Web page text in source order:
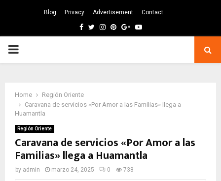
Blog Privacy Advertisement Contact
Facebook
TwitterInstagram
Pinterest
GoogleYoutube
PRIMARY
Home
Región Oriente
Caravana de servicios «Por Amor a las Familias» llega a
Huamantla
Región Oriente
Caravana de servicios «Por Amor a las
Familias» llega a Huamantla
by admin marzo 24, 2025 0 738